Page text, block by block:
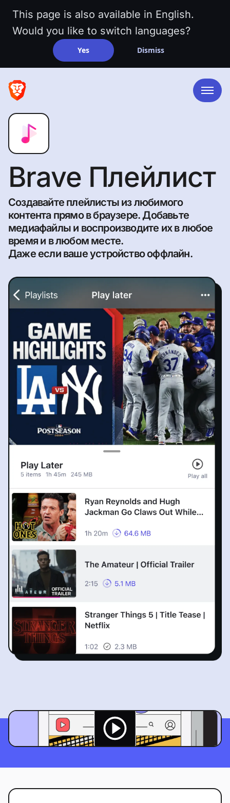
This page is also available in English.
Would you like to switch languages?
Yes Dismiss
Brave Плейлист
Создавайте плейлисты из любимого
контента прямо в браузере. Добавьте
медиафайлы и воспроизводите их в любое
время и в любом месте.
Даже если ваше устройство оффлайн.